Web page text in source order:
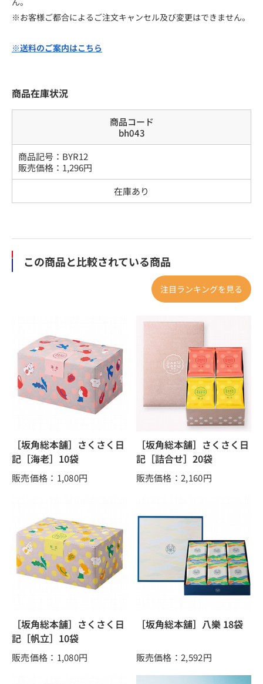
※お客様ご都合によるご注文キャンセル及び変更はできません。
※送料のご案内はこちら
商品在庫状況
商品コード
bh043
商品記号： BYR12
販売価格： 1,296円
在庫あり
この商品と比較されている商品
注目ランキングを見る
［坂角総本舗］さくさく日
記［海老］10袋
販売価格：1,080円
［坂角総本舗］さくさく日
記［詰合せ］20袋
販売価格：2,160円
［坂角総本舗］さくさく日
記［帆立］10袋
販売価格：1,080円
［坂角総本舖］八樂 18袋
販売価格：2,592円